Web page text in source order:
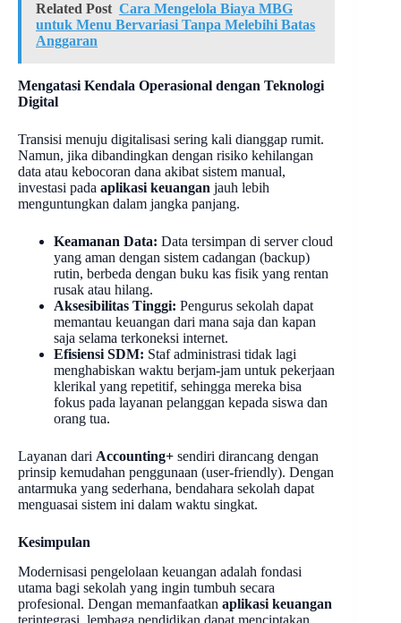
Related Post Cara Mengelola Biaya MBG
untuk Menu Bervariasi Tanpa Melebihi Batas
Anggaran
Mengatasi Kendala Operasional dengan Teknologi
Digital
Transisi menuju digitalisasi sering kali dianggap rumit.
Namun, jika dibandingkan dengan risiko kehilangan
data atau kebocoran dana akibat sistem manual,
investasi pada aplikasi keuangan jauh lebih
menguntungkan dalam jangka panjang.
Keamanan Data: Data tersimpan di server cloud
yang aman dengan sistem cadangan (backup)
rutin, berbeda dengan buku kas fisik yang rentan
rusak atau hilang.
Aksesibilitas Tinggi: Pengurus sekolah dapat
memantau keuangan dari mana saja dan kapan
saja selama terkoneksi internet.
Efisiensi SDM: Staf administrasi tidak lagi
menghabiskan waktu berjam-jam untuk pekerjaan
klerikal yang repetitif, sehingga mereka bisa
fokus pada layanan pelanggan kepada siswa dan
orang tua.
Layanan dari Accounting+ sendiri dirancang dengan
prinsip kemudahan penggunaan (user-friendly). Dengan
antarmuka yang sederhana, bendahara sekolah dapat
menguasai sistem ini dalam waktu singkat.
Kesimpulan
Modernisasi pengelolaan keuangan adalah fondasi
utama bagi sekolah yang ingin tumbuh secara
profesional. Dengan memanfaatkan aplikasi keuangan
terintegrasi, lembaga pendidikan dapat menciptakan